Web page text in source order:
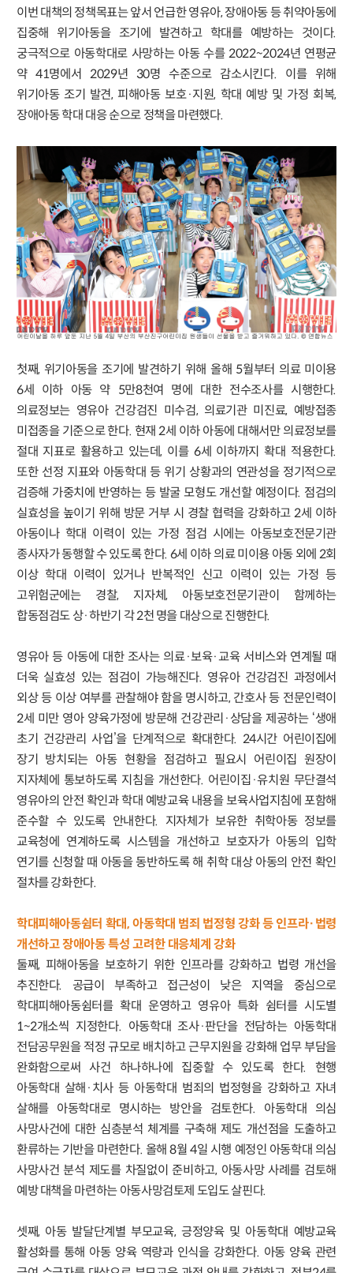
이번 대책의 정책목표는 앞서 언급한 영유아, 장애아동 등 취약아동에
집중해 위기아동을 조기에 발견하고 학대를 예방하는 것이다.
궁극적으로 아동학대로 사망하는 아동 수를 2022~2024년 연평균
약 41명에서 2029년 30명 수준으로 감소시킨다. 이를 위해
위기아동 조기 발견, 피해아동 보호·지원, 학대 예방 및 가정 회복,
장애아동 학대 대응 순으로 정책을 마련했다.
첫째, 위기아동을 조기에 발견하기 위해 올해 5월부터 의료 미이용
6세 이하 아동 약 5만8천여 명에 대한 전수조사를 시행한다.
의료정보는 영유아 건강검진 미수검, 의료기관 미진료, 예방접종
미접종을 기준으로 한다. 현재 2세 이하 아동에 대해서만 의료정보를
절대 지표로 활용하고 있는데, 이를 6세 이하까지 확대 적용한다.
또한 선정 지표와 아동학대 등 위기 상황과의 연관성을 정기적으로
검증해 가중치에 반영하는 등 발굴 모형도 개선할 예정이다. 점검의
실효성을 높이기 위해 방문 거부 시 경찰 협력을 강화하고 2세 이하
아동이나 학대 이력이 있는 가정 점검 시에는 아동보호전문기관
종사자가 동행할 수 있도록 한다. 6세 이하 의료 미이용 아동 외에 2회
이상 학대 이력이 있거나 반복적인 신고 이력이 있는 가정 등
고위험군에는 경찰, 지자체, 아동보호전문기관이 함께하는
합동점검도 상·하반기 각 2천 명을 대상으로 진행한다.
영유아 등 아동에 대한 조사는 의료·보육·교육 서비스와 연계될 때
더욱 실효성 있는 점검이 가능해진다. 영유아 건강검진 과정에서
외상 등 이상 여부를 관찰해야 함을 명시하고, 간호사 등 전문인력이
2세 미만 영아 양육가정에 방문해 건강관리·상담을 제공하는 ‘생애
초기 건강관리 사업’을 단계적으로 확대한다. 24시간 어린이집에
장기 방치되는 아동 현황을 점검하고 필요시 어린이집 원장이
지자체에 통보하도록 지침을 개선한다. 어린이집·유치원 무단결석
영유아의 안전 확인과 학대 예방교육 내용을 보육사업지침에 포함해
준수할 수 있도록 안내한다. 지자체가 보유한 취학아동 정보를
교육청에 연계하도록 시스템을 개선하고 보호자가 아동의 입학
연기를 신청할 때 아동을 동반하도록 해 취학 대상 아동의 안전 확인
절차를 강화한다.
학대피해아동쉼터 확대, 아동학대 범죄 법정형 강화 등 인프라·법령
개선하고 장애아동 특성 고려한 대응체계 강화
둘째, 피해아동을 보호하기 위한 인프라를 강화하고 법령 개선을
추진한다. 공급이 부족하고 접근성이 낮은 지역을 중심으로
학대피해아동쉼터를 확대 운영하고 영유아 특화 쉼터를 시도별
1~2개소씩 지정한다. 아동학대 조사·판단을 전담하는 아동학대
전담공무원을 적정 규모로 배치하고 근무지원을 강화해 업무 부담을
완화함으로써 사건 하나하나에 집중할 수 있도록 한다. 현행
아동학대 살해·치사 등 아동학대 범죄의 법정형을 강화하고 자녀
살해를 아동학대로 명시하는 방안을 검토한다. 아동학대 의심
사망사건에 대한 심층분석 체계를 구축해 제도 개선점을 도출하고
환류하는 기반을 마련한다. 올해 8월 4일 시행 예정인 아동학대 의심
사망사건 분석 제도를 차질없이 준비하고, 아동사망 사례를 검토해
예방 대책을 마련하는 아동사망검토제 도입도 살핀다.
셋째, 아동 발달단계별 부모교육, 긍정양육 및 아동학대 예방교육
활성화를 통해 아동 양육 역량과 인식을 강화한다. 아동 양육 관련